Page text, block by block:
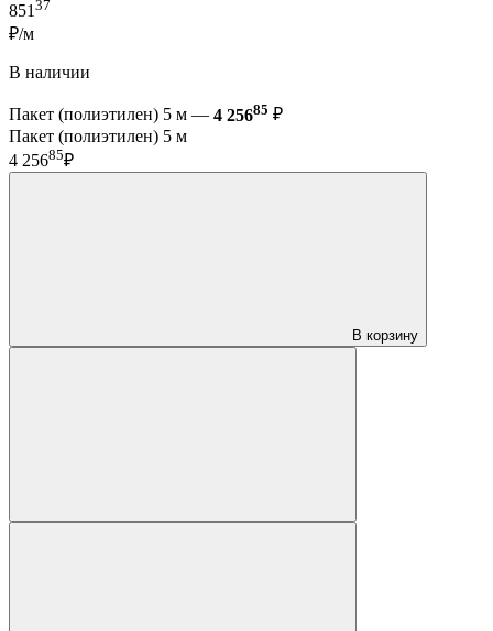
851 37
₽/м
В наличии
Пакет (полиэтилен) 5 м — 4 25685 ₽
Пакет (полиэтилен) 5 м
4 25685₽
В корзину